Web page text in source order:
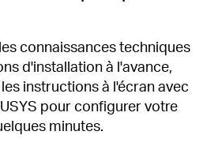
connaissances techniques
d'installation à l'avance,
instructions à l'écran avec
pour configurer votre
minutes.